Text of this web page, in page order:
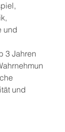
und
3 Jahren
und